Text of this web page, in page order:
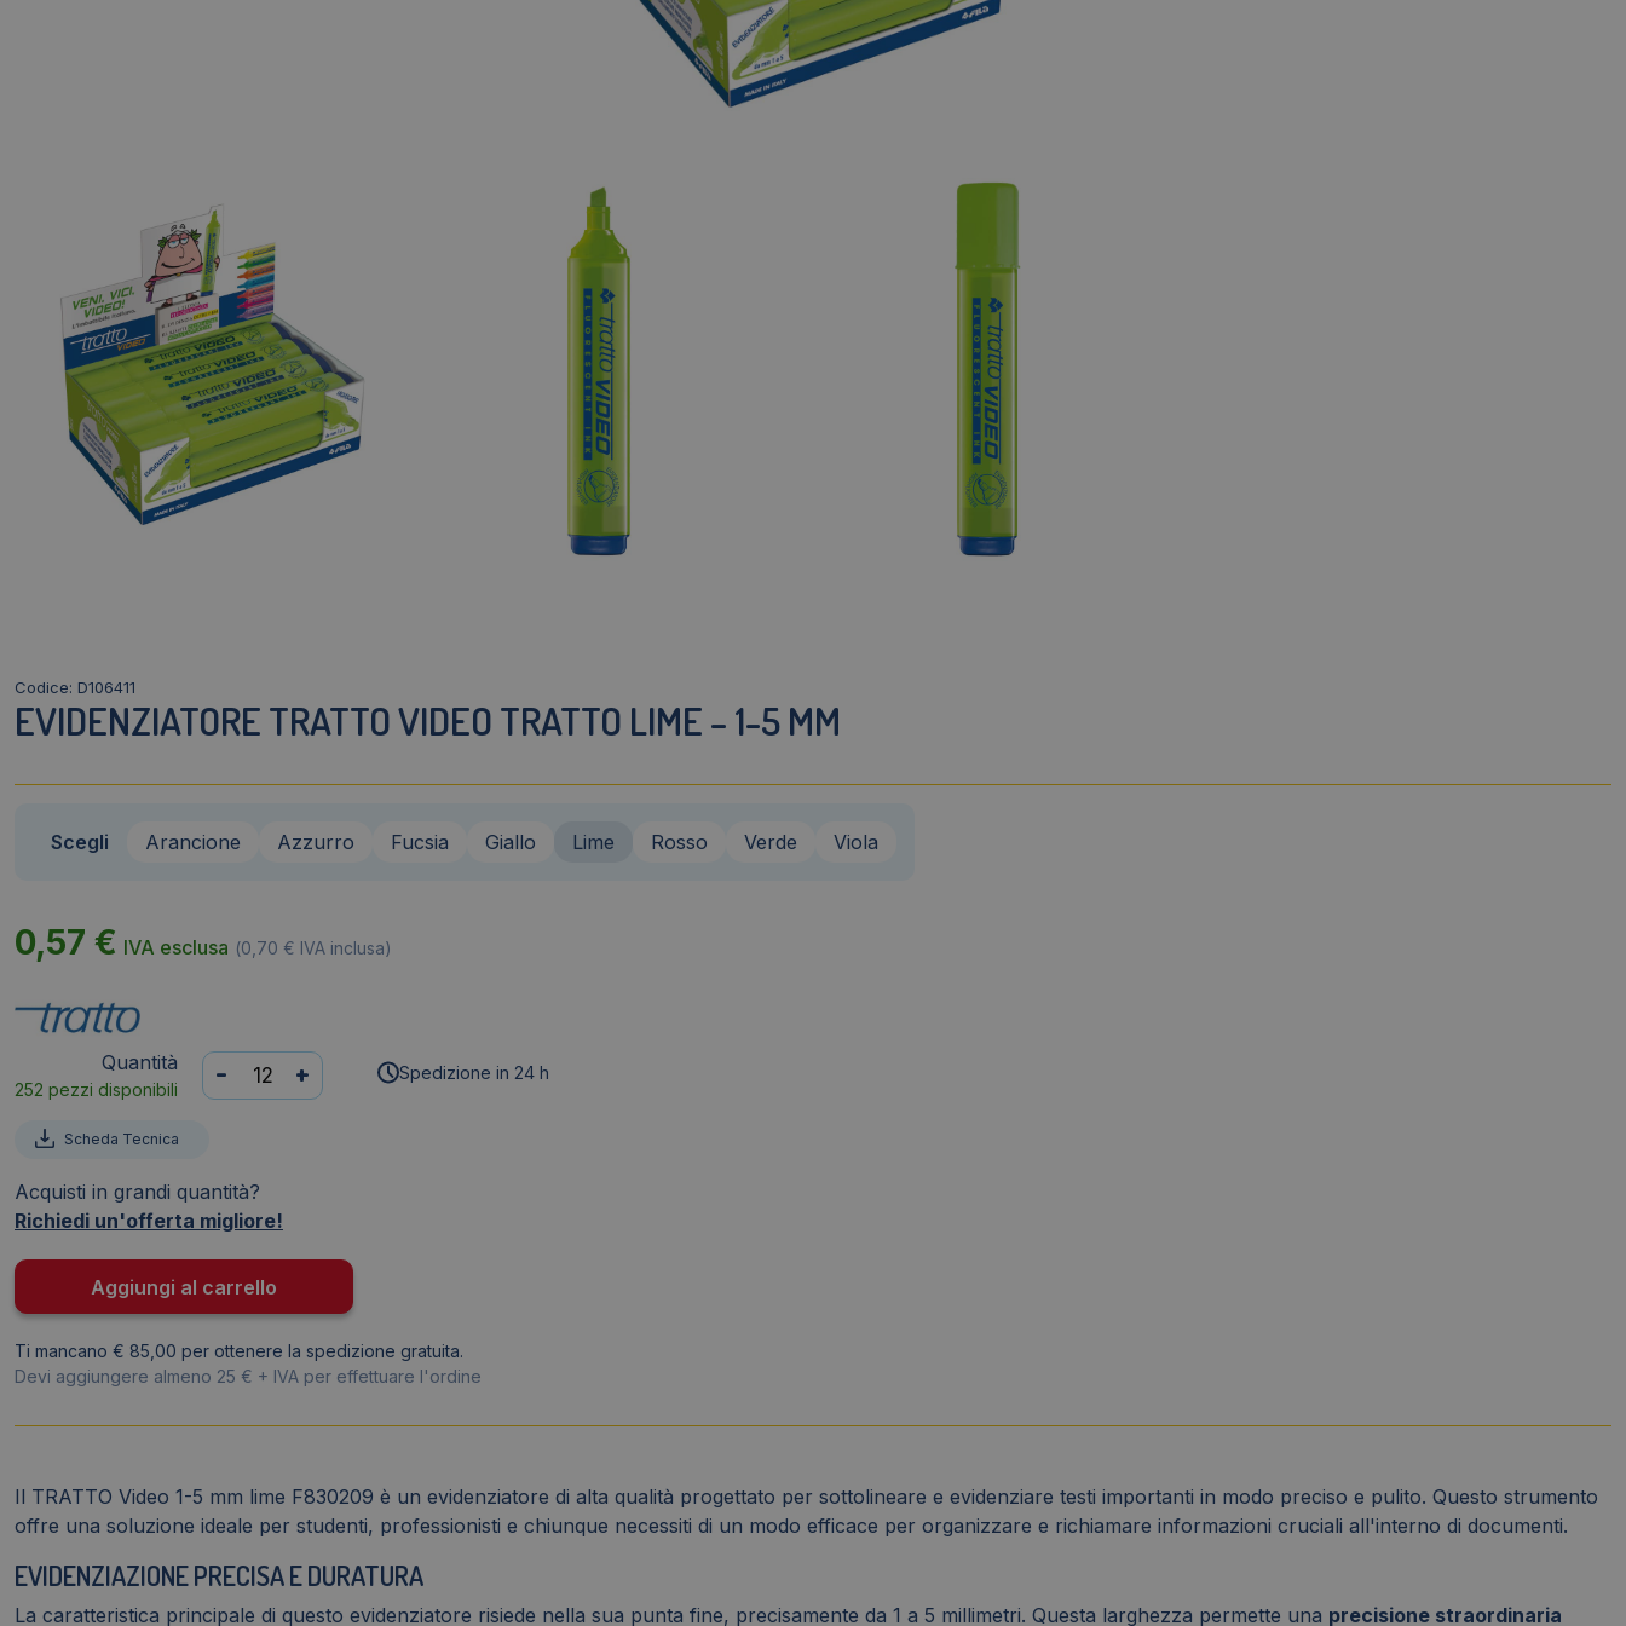
Codice: D106411
EVIDENZIATORE TRATTO VIDEO TRATTO LIME – 1-5 MM
Scegli Arancione Azzurro Fucsia Giallo Lime Rosso Verde Viola
0,57 € IVA esclusa (0,70 € IVA inclusa)
Quantità
252 pezzi disponibili
Evidenziatore
Tratto
Lime
1-
5
mm
quantità
- + Spedizione in 24 h
Scheda Tecnica
Acquisti in grandi quantità?
Richiedi un'offerta migliore!
Aggiungi al carrello
Ti mancano € 85,00 per ottenere la spedizione gratuita.
Devi aggiungere almeno 25 € + IVA per effettuare l'ordine
Il TRATTO Video 1-5 mm lime F830209 è un evidenziatore di alta qualità progettato per sottolineare e evidenziare testi importanti in modo preciso e pulito. Questo strumento
offre una soluzione ideale per studenti, professionisti e chiunque necessiti di un modo efficace per organizzare e richiamare informazioni cruciali all'interno di documenti.
EVIDENZIAZIONE PRECISA E DURATURA
La caratteristica principale di questo evidenziatore risiede nella sua punta fine, precisamente da 1 a 5 millimetri. Questa larghezza permette una precisione straordinaria